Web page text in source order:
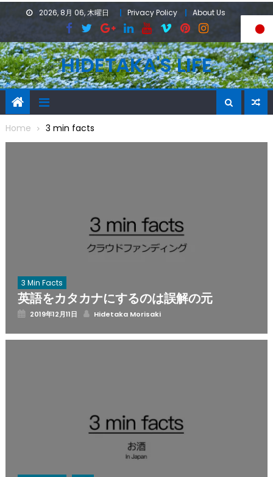
2026, 8月 06, 木曜日 Privacy Policy About Us
HIDETAKA'S LIFE
Home 3 min facts
3 Min Facts
英語をカタカナにするのは誤解の元
Posted
2019年12月11日 Author
Hidetaka Morisaki